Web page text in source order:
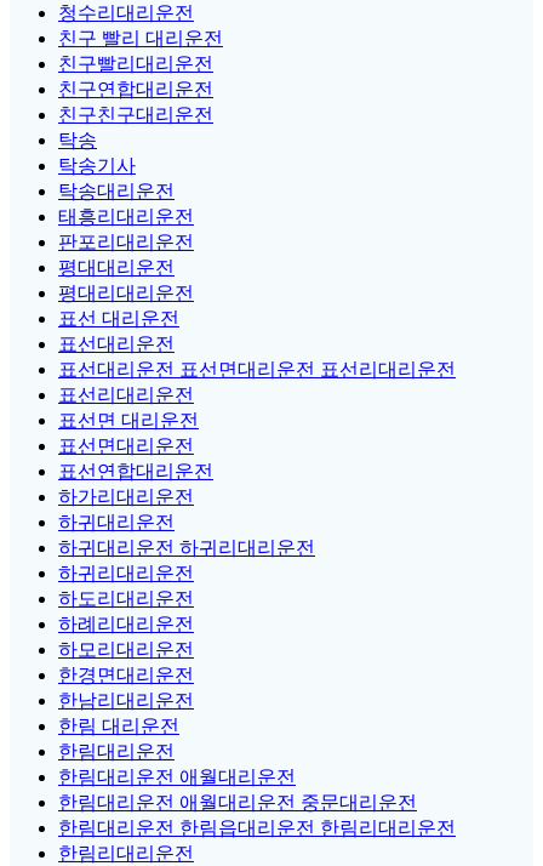
청수리대리운전
친구 빨리 대리운전
친구빨리대리운전
친구연합대리운전
친구친구대리운전
탁송
탁송기사
탁송대리운전
태흥리대리운전
판포리대리운전
평대대리운전
평대리대리운전
표선 대리운전
표선대리운전
표선대리운전 표선면대리운전 표선리대리운전
표선리대리운전
표선면 대리운전
표선면대리운전
표선연합대리운전
하가리대리운전
하귀대리운전
하귀대리운전 하귀리대리운전
하귀리대리운전
하도리대리운전
하례리대리운전
하모리대리운전
한경면대리운전
한남리대리운전
한림 대리운전
한림대리운전
한림대리운전 애월대리운전
한림대리운전 애월대리운전 중문대리운전
한림대리운전 한림읍대리운전 한림리대리운전
한림리대리운전